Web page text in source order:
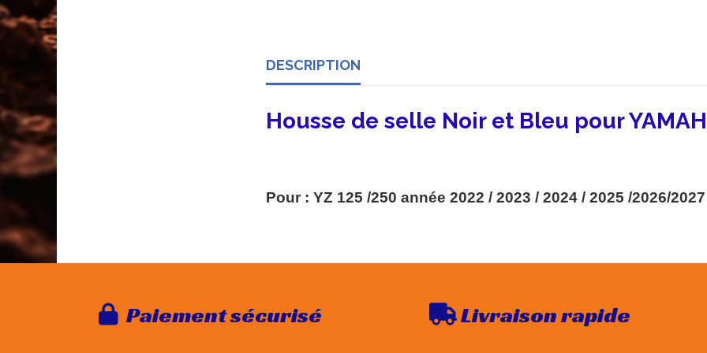
DESCRIPTION
Housse de selle Noir et Bleu pour
Pour : YZ 125 /250 année 2022 / 2023 / 2024 / 2025 /2026/2027
 Paiement sécurisé Livraison rapide